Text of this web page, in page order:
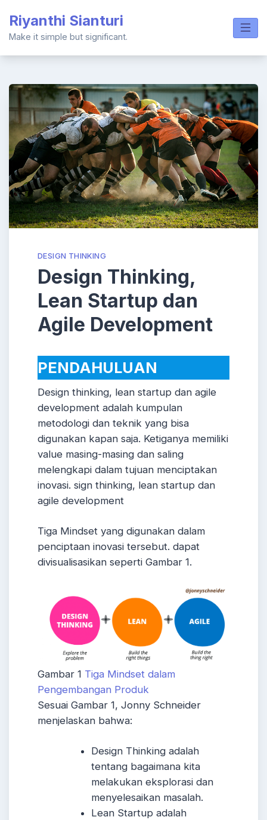
content
Riyanthi Sianturi
Make it simple but significant.
DESIGN THINKING
Design Thinking,
Lean Startup dan
Agile Development
PENDAHULUAN
Design thinking, lean startup dan agile
development adalah kumpulan
metodologi dan teknik yang bisa
digunakan kapan saja. Ketiganya memiliki
value masing-masing dan saling
melengkapi dalam tujuan menciptakan
inovasi. sign thinking, lean startup dan
agile development
Tiga Mindset yang digunakan dalam
penciptaan inovasi tersebut. dapat
divisualisasikan seperti Gambar 1.
Gambar 1 Tiga Mindset dalam
Pengembangan Produk
Sesuai Gambar 1, Jonny Schneider
menjelaskan bahwa:
Design Thinking adalah
tentang bagaimana kita
melakukan eksplorasi dan
menyelesaikan masalah.
Lean Startup adalah